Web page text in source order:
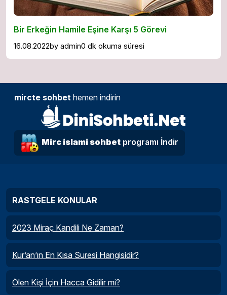
Bir Erkeğin Hamile Eşine Karşı 5 Görevi
16.08.2022by admin0 dk okuma süresi
mircte sohbet hemen indirin
Mirc islami sohbet programı İndir
RASTGELE KONULAR
2023 Miraç Kandili Ne Zaman?
Kur’an’ın En Kısa Suresi Hangisidir?
Ölen Kişi İçin Hacca Gidilir mi?